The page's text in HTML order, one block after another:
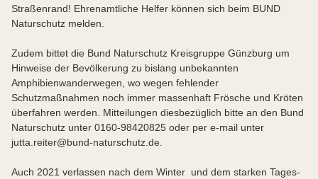
Straßenrand! Ehrenamtliche Helfer können sich beim BUND
Naturschutz melden.
Zudem bittet die Bund Naturschutz Kreisgruppe Günzburg um
Hinweise der Bevölkerung zu bislang unbekannten
Amphibienwanderwegen, wo wegen fehlender
Schutzmaßnahmen noch immer massenhaft Frösche und Kröten
überfahren werden. Mitteilungen diesbezüglich bitte an den Bund
Naturschutz unter 0160-98420825 oder per e-mail unter
jutta.reiter@bund-naturschutz.de.
Auch 2021 verlassen nach dem Winter und dem starken Tages-